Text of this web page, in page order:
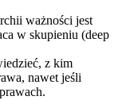
ważności jest
w skupieniu (deep
z kim
nawet jeśli